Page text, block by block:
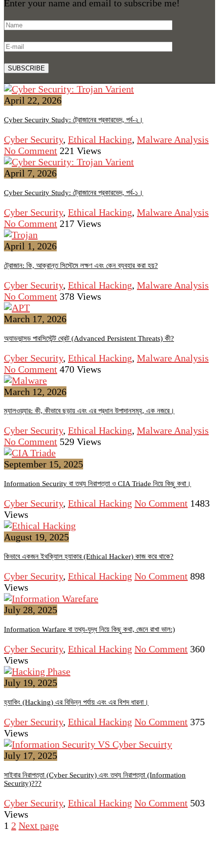
Enter your name and email to subscribe me!
April 22, 2026
Cyber Security Study: ট্রোজানের প্রকারভেদ, পর্ব-২।
Cyber Security, Ethical Hacking, Malware Analysis
No Comment 221 Views
April 7, 2026
Cyber Security Study: ট্রোজানের প্রকারভেদ, পর্ব-১।
Cyber Security, Ethical Hacking, Malware Analysis
No Comment 217 Views
April 1, 2026
ট্রোজান: কি, আক্রান্ত সিস্টেমে লক্ষণ এবং কেন ব্যবহার করা হয়?
Cyber Security, Ethical Hacking, Malware Analysis
No Comment 378 Views
March 17, 2026
অ্যাডভান্সড পারসিস্টেন্ট থ্রেট (Advanced Persistent Threats) কী?
Cyber Security, Ethical Hacking, Malware Analysis
No Comment 470 Views
March 12, 2026
ম্যালওয়্যার: কী, কীভাবে ছড়ায় এবং এর প্রধান উপাদানসমূহ, এক নজরে।
Cyber Security, Ethical Hacking, Malware Analysis
No Comment 529 Views
September 15, 2025
Information Security বা তথ্য নিরাপত্তা ও CIA Triade নিয়ে কিছু কথা।
Cyber Security, Ethical Hacking No Comment 1483
Views
August 19, 2025
কিভাবে একজন ইথক্যিাল হ্যাকার (Ethical Hacker) কাজ করে থাকে?
Cyber Security, Ethical Hacking No Comment 898
Views
July 28, 2025
Information Warfare বা তথ্য-যুদ্ধ নিয়ে কিছু কথা, জেনে রাখা ভাল:)
Cyber Security, Ethical Hacking No Comment 360
Views
July 19, 2025
হ্যাকিং (Hacking) এর বিভিন্ন পর্যায় এবং এর বিশদ ধারনা।
Cyber Security, Ethical Hacking No Comment 375
Views
July 17, 2025
সাইবার নিরাপত্তা (Cyber Security) এবং তথ্য নিরাপত্তা (Information
Security)???
Cyber Security, Ethical Hacking No Comment 503
Views
1 2 Next page